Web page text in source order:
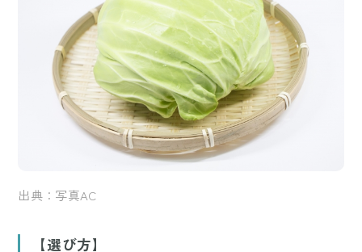
出典：写真AC
【選び方】